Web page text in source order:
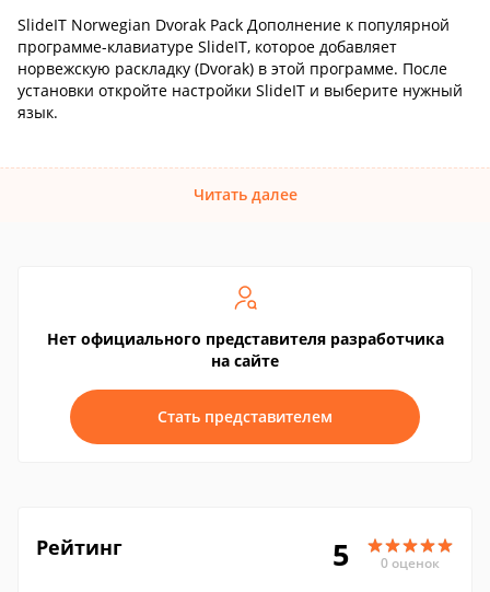
SlideIT Norwegian Dvorak Pack Дополнение к популярной
программе-клавиатуре SlideIT, которое добавляет
норвежскую раскладку (Dvorak) в этой программе. После
установки откройте настройки SlideIT и выберите нужный
язык.
Читать далее
Нет официального представителя разработчика
на сайте
Стать представителем
Рейтинг 5 0 оценок